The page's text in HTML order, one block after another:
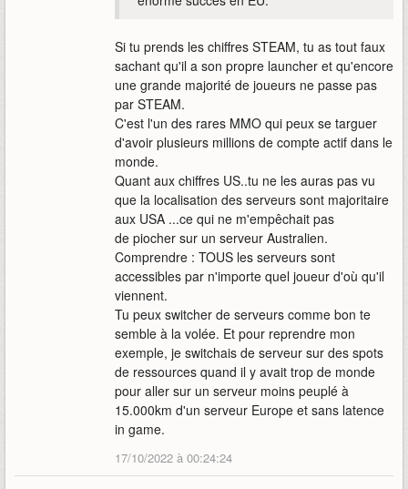
Si tu prends les chiffres STEAM, tu as tout faux
sachant qu'il a son propre launcher et qu'encore
une grande majorité de joueurs ne passe pas
par STEAM.
C'est l'un des rares MMO qui peux se targuer
d'avoir plusieurs millions de compte actif dans le
monde.
Quant aux chiffres US..tu ne les auras pas vu
que la localisation des serveurs sont majoritaire
aux USA ...ce qui ne m'empêchait pas
de piocher sur un serveur Australien.
Comprendre : TOUS les serveurs sont
accessibles par n'importe quel joueur d'où qu'il
viennent.
Tu peux switcher de serveurs comme bon te
semble à la volée. Et pour reprendre mon
exemple, je switchais de serveur sur des spots
de ressources quand il y avait trop de monde
pour aller sur un serveur moins peuplé à
15.000km d'un serveur Europe et sans latence
in game.
17/10/2022 à 00:24:24